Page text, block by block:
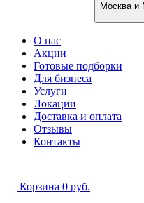
Москва
О нас
Акции
Готовые подборки
Для бизнеса
Услуги
Локации
Доставка и оплата
Отзывы
Контакты
Корзина 0 руб.